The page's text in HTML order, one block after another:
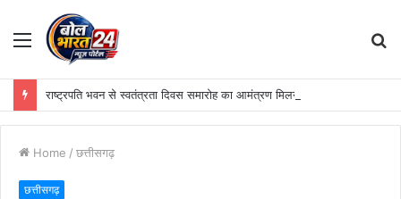
Menu
Home / छत्तीसगढ़
छत्तीसगढ़